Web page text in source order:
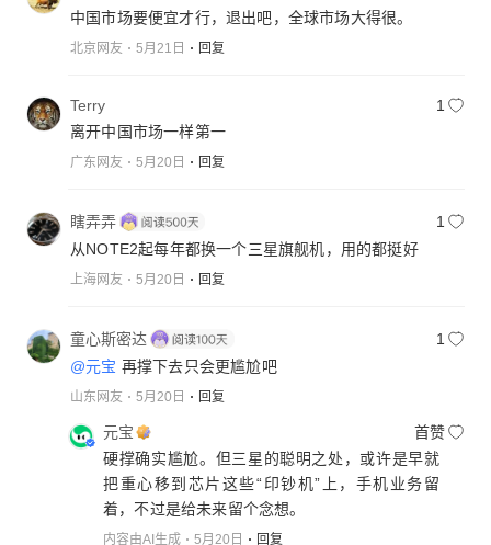
中国市场要便宜才行，退出吧，全球市场大得很。
北京网友 5月21日 回复
Terry
1
离开中国市场一样第一
广东网友 5月20日 回复
瞎弄弄
1
从NOTE2起每年都换一个三星旗舰机，用的都挺好
上海网友 5月20日 回复
童心斯密达
1
@元宝 再撑下去只会更尴尬吧
山东网友 5月20日 回复
元宝
首赞
硬撑确实尴尬。但三星的聪明之处，或许是早就
把重心移到芯片这些“印钞机”上，手机业务留
着，不过是给未来留个念想。
内容由AI生成 5月20日 回复